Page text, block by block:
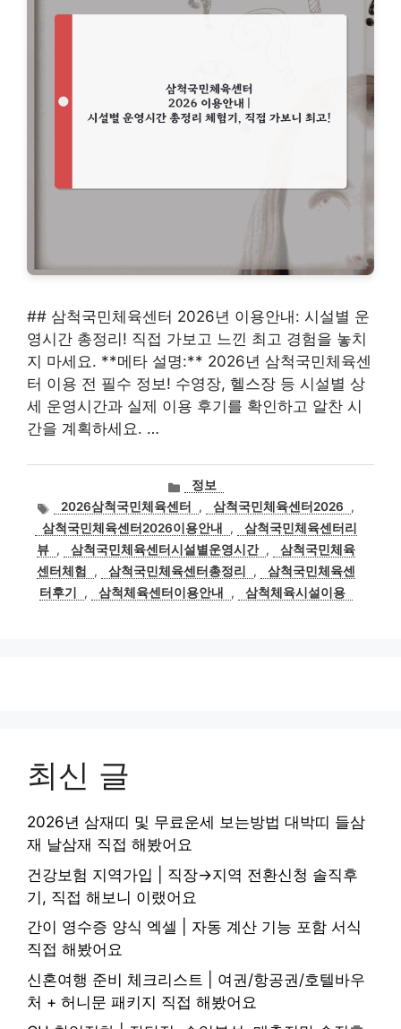
## 삼척국민체육센터 2026년 이용안내: 시설별 운
영시간 총정리! 직접 가보고 느낀 최고 경험을 놓치
지 마세요. **메타 설명:** 2026년 삼척국민체육센
터 이용 전 필수 정보! 수영장, 헬스장 등 시설별 상
세 운영시간과 실제 이용 후기를 확인하고 알찬 시
간을 계획하세요. …
카
테
고
리
정보
태
그
2026삼척국민체육센터 , 삼척국민체육센터2026
,
삼척국민체육센터2026이용안내
,
삼척국민체육센터리
뷰 , 삼척국민체육센터시설별운영시간 ,
삼척국민체육
센터체험
, 삼척국민체육센터총정리 ,
삼척국민체육센
터후기
, 삼척체육센터이용안내 , 삼척체육시설이용
최신 글
2026년 삼재띠 및 무료운세 보는방법 대박띠 들삼
재 날삼재 직접 해봤어요
건강보험 지역가입 | 직장→지역 전환신청 솔직후
기, 직접 해보니 이랬어요
간이 영수증 양식 엑셀 | 자동 계산 기능 포함 서식
직접 해봤어요
신혼여행 준비 체크리스트 | 여권/항공권/호텔바우
처 + 허니문 패키지 직접 해봤어요